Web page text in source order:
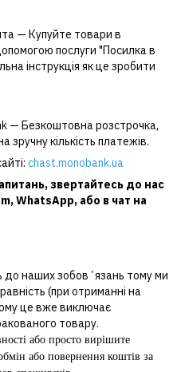
— Купуйте товари в
послуги "Посилка в
інструкція як це зробити
— Безкоштовна розстрочка,
зручну кількість платежів.
chast.monobank.ua
звертайтесь до нас
,WhatsApp, або в чат на
до наших зобовʼязань тому ми
(при отриманні на
це вже виключає
товару.
або просто вирішите
або повернення коштів за